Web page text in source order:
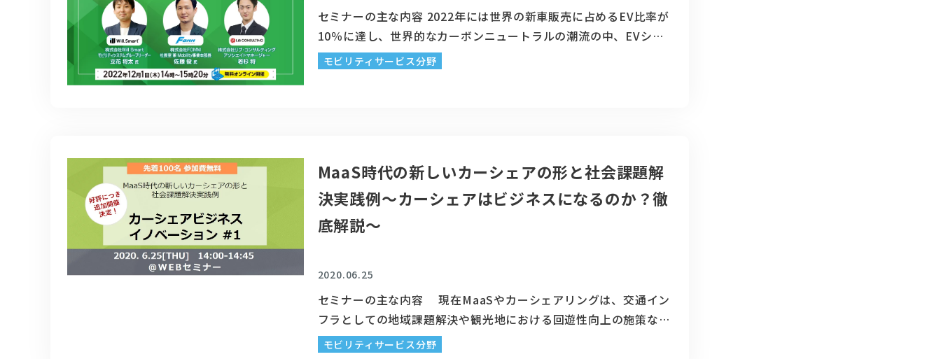
セミナーの主な内容 2022年には世界の新車販売に占めるEV比率が
10％に達し、世界的なカーボンニュートラルの潮流の中、EVシフ
トの更なる加速が想定され、2030年には50％に達する見通しで
す。 この加速的に進むEVシフトに伴い、EVをハブとしてモビリテ
モビリティサービス分野
MaaS時代の新しいカーシェアの形と社会課題解
決実践例～カーシェアはビジネスになるのか？徹
底解説～
2020.06.25
セミナーの主な内容 現在MaaSやカーシェアリングは、交通イン
フラとしての地域課題解決や観光地における回遊性向上の施策など
による利便性を高める効果だけではなく、低炭素社会の実現効果も
モビリティサービス分野